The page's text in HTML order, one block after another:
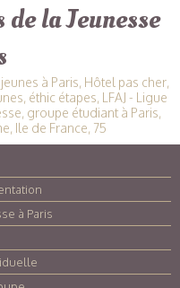
la Jeunesse
à Paris, Hôtel pas cher,
éthic étapes, LFAJ - Ligue
groupe étudiant à Paris,
Ile de France, 75
à Paris